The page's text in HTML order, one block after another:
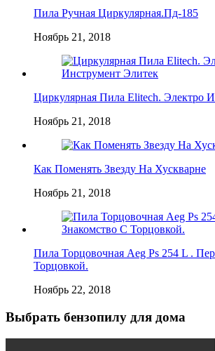
Пила Ручная Циркулярная.Пд-185
Ноябрь 21, 2018
Циркулярная Пила Elitech. Электро
Ноябрь 21, 2018
Как Поменять Звезду На Хускварне
Ноябрь 21, 2018
Пила Торцовочная Aeg Ps 254 L .
Торцовкой.
Ноябрь 22, 2018
Выбрать бензопилу для дома